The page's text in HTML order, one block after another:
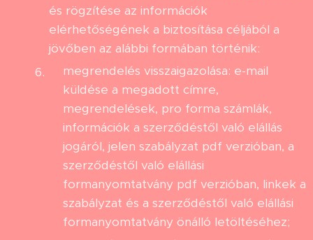
és rögzítése az információk
elérhetőségének a biztosítása céljából a
jövőben az alábbi formában történik:
megrendelés visszaigazolása: e-mail
küldése a megadott címre,
megrendelések, pro forma számlák,
információk a szerződéstől való elállás
jogáról, jelen szabályzat pdf verzióban, a
szerződéstől való elállási
formanyomtatvány pdf verzióban, linkek a
szabályzat és a szerződéstől való elállási
formanyomtatvány önálló letöltéséhez;